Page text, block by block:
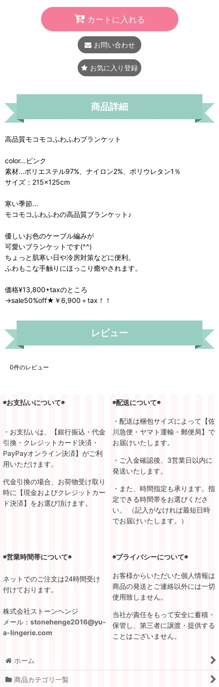
カートに入れる
お問い合わせ
お気に入り登録
商品詳細
高品質モコモコふわふわブランケット
color...ピンク
素材...ポリエステル97%、ナイロン2%、ポリウレタン1％
サイズ：215×125cm
寒い季節...
モコモコふわふわの高品質ブランケット♪
優しいお色のケーブル編みが
可愛いブランケットです(^^)
ちょっと肌寒い日や冷房対策などに便利。
ふわもこな手触りにほっこり癒やされます。
価格¥13,800+taxのところ
→sale50%off★￥6,900＋tax！！
レビュー
0件のレビュー
◉お支払いについて◉ ◉配送について◉
・お支払いは、【銀行振込・代金
引換・クレジットカード決済・
PayPayオンライン決済】がご利
用いただけます。
代金引換の場合、お荷物受け取り
時に【現金およびクレジットカー
ド決済】をお選び頂けます。
・配送は梱包サイズによって【佐
川急便・ヤマト運輸・郵便局】で
お届けいたします。
・ご入金確認後、3営業日以内に
発送いたします。
・また、時間指定も承ります。指
定できる時間帯をお選びくださ
い。 （記入がなければ最短日時
でお届けいたします。）
◉営業時間帯について◉ ◉プライバシーについて◉
ネットでのご注文は24時間受け
付けております。
株式会社ストーンヘンジ
メール： stonehenge2016@yu-
a-lingerie.com
お客様からいただいた個人情報は
商品の発送とご連絡以外には一切
使用致しません。
当社が責任をもって安全に蓄積・
保管し、第三者に譲渡・提供する
ことはございません。
ホーム
商品カテゴリ一覧